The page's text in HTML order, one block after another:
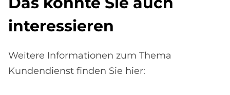
interessieren
Weitere Informationen zum Thema
Kundendienst finden Sie hier: